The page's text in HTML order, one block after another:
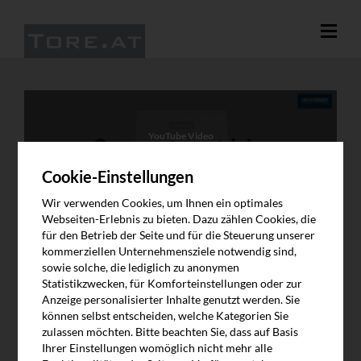
YouTube Video
Information finden Sie in unserer Datenschutzerklärung.
Video abspielen
LINDPOINTNER ANTRIEB | WHITE 1000 -
Cookie-Einstellungen
Wir verwenden Cookies, um Ihnen ein optimales
Webseiten-Erlebnis zu bieten. Dazu zählen Cookies, die
für den Betrieb der Seite und für die Steuerung unserer
kommerziellen Unternehmensziele notwendig sind,
sowie solche, die lediglich zu anonymen
Statistikzwecken, für Komforteinstellungen oder zur
Anzeige personalisierter Inhalte genutzt werden. Sie
können selbst entscheiden, welche Kategorien Sie
zulassen möchten. Bitte beachten Sie, dass auf Basis
Ihrer Einstellungen womöglich nicht mehr alle